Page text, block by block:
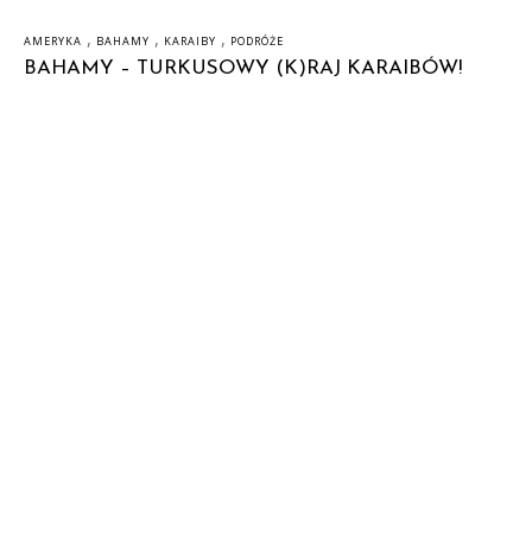
AMERYKA , BAHAMY , KARAIBY , PODRÓŻE
BAHAMY – TURKUSOWY (K)RAJ KARAIBÓW!